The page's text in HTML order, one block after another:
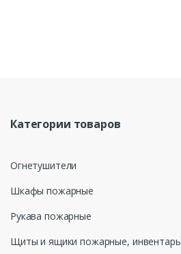
Категории товаров
Огнетушители
Шкафы пожарные
Рукава пожарные
Щиты и ящики пожарные, инвентарь